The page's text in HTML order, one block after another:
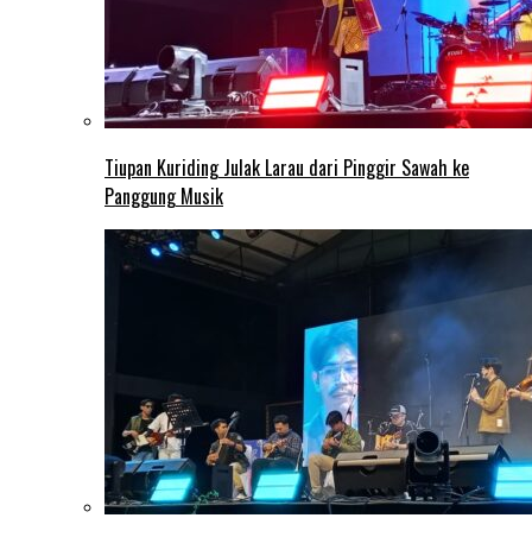
Tiupan Kuriding Julak Larau dari Pinggir Sawah ke
Panggung Musik